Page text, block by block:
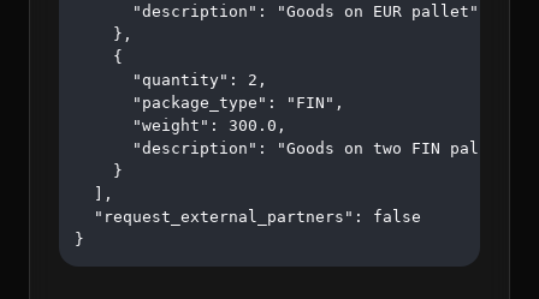
      "description": "Goods on EUR pallet"
    },
    {
      "quantity": 2,
      "package_type": "FIN",
      "weight": 300.0,
      "description": "Goods on two FIN pallets"
    }
  ],
  "request_external_partners": false
}